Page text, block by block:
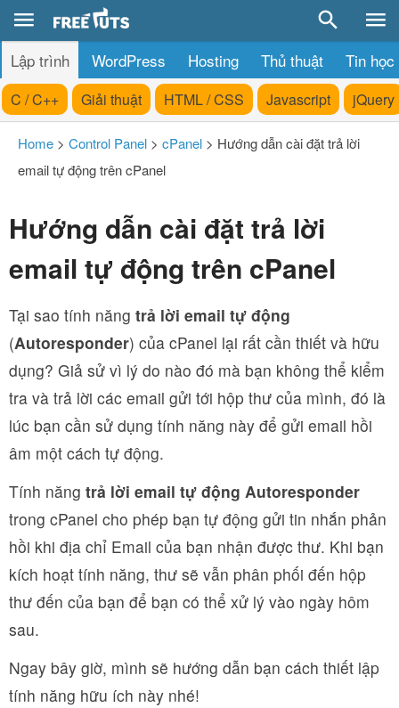
Lập trình WordPress Hosting Thủ thuật Tin học
C / C++ Giải thuật HTML / CSS Javascript jQuery
Home > Control Panel > cPanel > Hướng dẫn cài đặt trả lời
email tự động trên cPanel
Hướng dẫn cài đặt trả lời
email tự động trên cPanel
Tại sao tính năng trả lời email tự động
(Autoresponder) của cPanel lại rất cần thiết và hữu
dụng? Giả sử vì lý do nào đó mà bạn không thể kiểm
tra và trả lời các email gửi tới hộp thư của mình, đó là
lúc bạn cần sử dụng tính năng này để gửi email hồi
âm một cách tự động.
Tính năng trả lời email tự động Autoresponder
trong cPanel cho phép bạn tự động gửi tin nhắn phản
hồi khi địa chỉ Email của bạn nhận được thư. Khi bạn
kích hoạt tính năng, thư sẽ vẫn phân phối đến hộp
thư đến của bạn để bạn có thể xử lý vào ngày hôm
sau.
Ngay bây giờ, mình sẽ hướng dẫn bạn cách thiết lập
tính năng hữu ích này nhé!